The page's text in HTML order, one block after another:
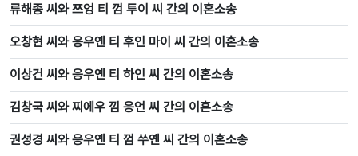
류해종 씨와 쯔엉 티 껌 투이 씨 간의 이혼소송
오창현 씨와 응우옌 티 후인 마이 씨 간의 이혼소송
이상건 씨와 응우옌 티 하인 씨 간의 이혼소송
김창국 씨와 찌에우 낌 응언 씨 간의 이혼소송
권성경 씨와 응우옌 티 껌 쑤옌 씨 간의 이혼소송